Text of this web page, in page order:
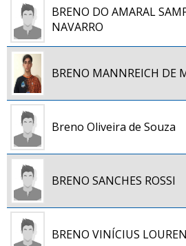
BRENO DO AMARAL
NAVARRO
BRENO MANNREICH DE
Breno Oliveira de Souza
BRENO SANCHES ROSSI
BRENO VINÍCIUS